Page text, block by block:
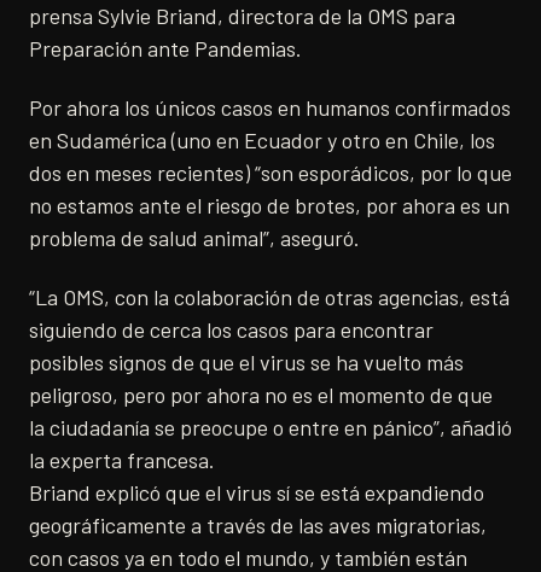
prensa Sylvie Briand, directora de la OMS para
Preparación ante Pandemias.
Por ahora los únicos casos en humanos confirmados
en Sudamérica (uno en Ecuador y otro en Chile, los
dos en meses recientes) “son esporádicos, por lo que
no estamos ante el riesgo de brotes, por ahora es un
problema de salud animal”, aseguró.
“La OMS, con la colaboración de otras agencias, está
siguiendo de cerca los casos para encontrar
posibles signos de que el virus se ha vuelto más
peligroso, pero por ahora no es el momento de que
la ciudadanía se preocupe o entre en pánico”, añadió
la experta francesa.
Briand explicó que el virus sí se está expandiendo
geográficamente a través de las aves migratorias,
con casos ya en todo el mundo, y también están